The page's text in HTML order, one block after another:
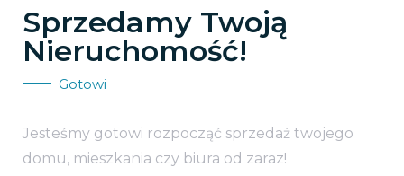
Sprzedamy Twoją
Nieruchomość!
Gotowi
Jesteśmy gotowi rozpocząć sprzedaż twojego
domu, mieszkania czy biura od zaraz!